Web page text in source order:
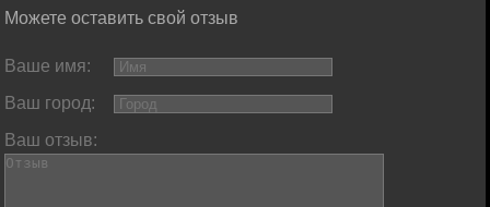
Можете оставить свой отзыв
Ваше имя:
Ваш город:
Ваш отзыв: